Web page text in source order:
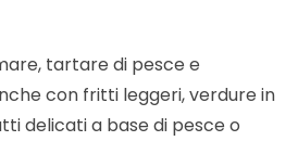
tartare di pesce e
con fritti leggeri, verdure in
delicati a base di pesce o